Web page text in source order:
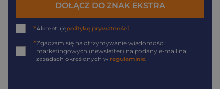
DOŁĄCZ DO ZNAK EKSTRA
*Akceptujępolitykę prywatności
*Zgadzam się na otrzymywanie wiadomości
marketingowych (newsletter) na podany e-mail na
zasadach określonych w regulaminie